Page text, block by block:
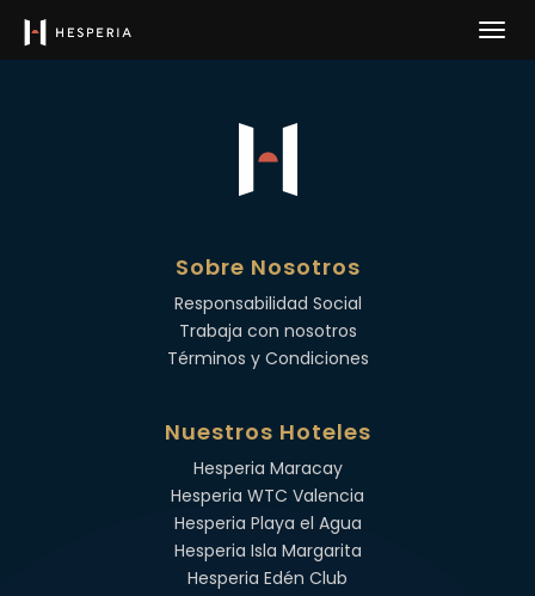
Sobre Nosotros
Responsabilidad Social
Trabaja con nosotros
Términos y Condiciones
Nuestros Hoteles
Hesperia Maracay
Hesperia WTC Valencia
Hesperia Playa el Agua
Hesperia Isla Margarita
Hesperia Edén Club